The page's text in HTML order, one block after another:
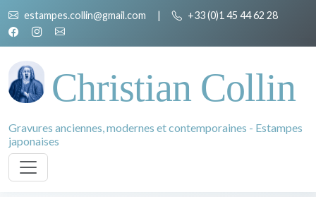
estampes.collin@gmail.com | +33 (0)1 45 44 62 28
Christian Collin
Gravures anciennes, modernes et contemporaines - Estampes
japonaises